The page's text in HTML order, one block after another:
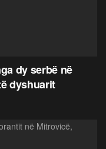
dy serbë në
dyshuarit